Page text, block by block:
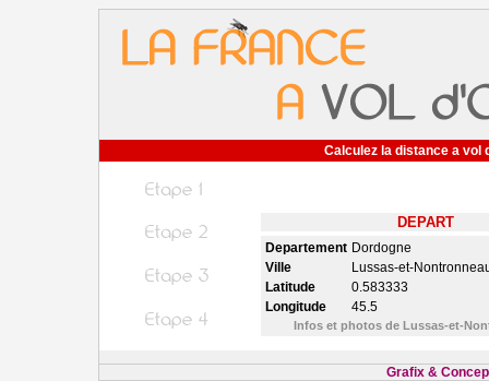
Calculez la distance a vol
DEPART
Departement Dordogne
Ville
Lussas-et-
Latitude
0.583333
Longitude
45.5
Infos et photos de Lussas-et-
Grafix &